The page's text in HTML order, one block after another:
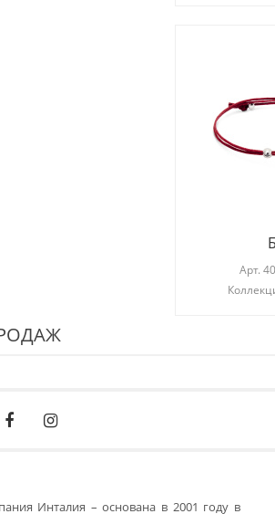
Арт.
Инталия – основана в 2001 году в